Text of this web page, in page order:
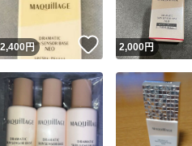
ね！
2,400円 いいね！
2,000円